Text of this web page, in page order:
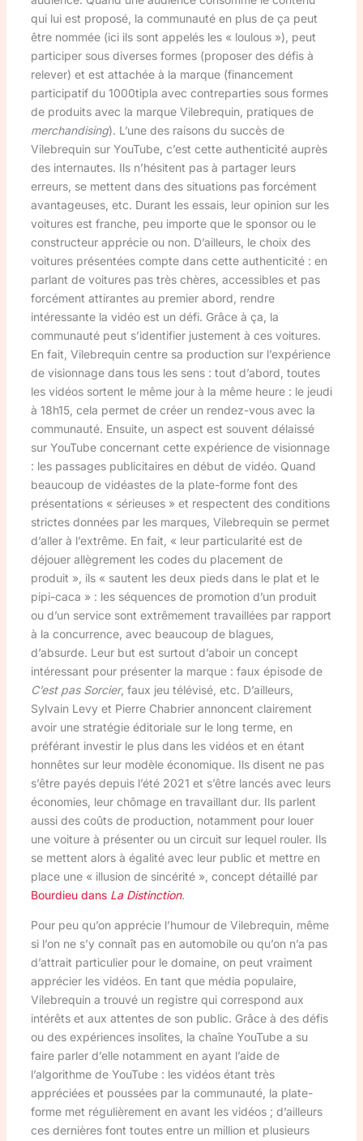
qui lui est proposé, la communauté en plus de ça peut
être nommée (ici ils sont appelés les « loulous »), peut
participer sous diverses formes (proposer des défis à
relever) et est attachée à la marque (financement
participatif du 1000tipla avec contreparties sous formes
de produits avec la marque Vilebrequin, pratiques de
merchandising). L’une des raisons du succès de
Vilebrequin sur YouTube, c’est cette authenticité auprès
des internautes. Ils n’hésitent pas à partager leurs
erreurs, se mettent dans des situations pas forcément
avantageuses, etc. Durant les essais, leur opinion sur les
voitures est franche, peu importe que le sponsor ou le
constructeur apprécie ou non. D’ailleurs, le choix des
voitures présentées compte dans cette authenticité : en
parlant de voitures pas très chères, accessibles et pas
forcément attirantes au premier abord, rendre
intéressante la vidéo est un défi. Grâce à ça, la
communauté peut s’identifier justement à ces voitures.
En fait, Vilebrequin centre sa production sur l’expérience
de visionnage dans tous les sens : tout d’abord, toutes
les vidéos sortent le même jour à la même heure : le jeudi
à 18h15, cela permet de créer un rendez-vous avec la
communauté. Ensuite, un aspect est souvent délaissé
sur YouTube concernant cette expérience de visionnage
: les passages publicitaires en début de vidéo. Quand
beaucoup de vidéastes de la plate-forme font des
présentations « sérieuses » et respectent des conditions
strictes données par les marques, Vilebrequin se permet
d’aller à l’extrême. En fait, « leur particularité est de
déjouer allègrement les codes du placement de
produit », ils « sautent les deux pieds dans le plat et le
pipi-caca » : les séquences de promotion d’un produit
ou d’un service sont extrêmement travaillées par rapport
à la concurrence, avec beaucoup de blagues,
d’absurde. Leur but est surtout d’aboir un concept
intéressant pour présenter la marque : faux épisode de
C’est pas Sorcier, faux jeu télévisé, etc. D’ailleurs,
Sylvain Levy et Pierre Chabrier annoncent clairement
avoir une stratégie éditoriale sur le long terme, en
préférant investir le plus dans les vidéos et en étant
honnêtes sur leur modèle économique. Ils disent ne pas
s’être payés depuis l’été 2021 et s’être lancés avec leurs
économies, leur chômage en travaillant dur. Ils parlent
aussi des coûts de production, notamment pour louer
une voiture à présenter ou un circuit sur lequel rouler. Ils
se mettent alors à égalité avec leur public et mettre en
place une « illusion de sincérité », concept détaillé par
Bourdieu dans La Distinction.
Pour peu qu’on apprécie l’humour de Vilebrequin, même
si l’on ne s’y connaît pas en automobile ou qu’on n’a pas
d’attrait particulier pour le domaine, on peut vraiment
apprécier les vidéos. En tant que média populaire,
Vilebrequin a trouvé un registre qui correspond aux
intérêts et aux attentes de son public. Grâce à des défis
ou des expériences insolites, la chaîne YouTube a su
faire parler d’elle notamment en ayant l’aide de
l’algorithme de YouTube : les vidéos étant très
appréciées et poussées par la communauté, la plate-
forme met régulièrement en avant les vidéos ; d’ailleurs
ces dernières font toutes entre un million et plusieurs